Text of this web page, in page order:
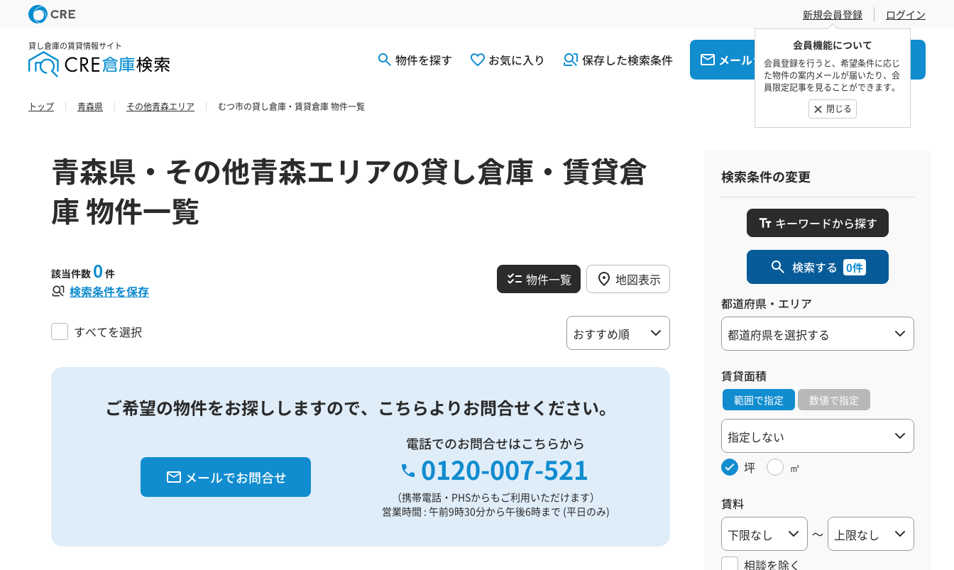
新規会員登録
会員機能について
会員登録を行うと、希望条件に応じ
た物件の案内メールが届いたり、会
員限定記事を見ることができます。
閉じる
ログイン
貸し倉庫の賃貸情報サイト
物件を探す お気に入り 保存した検索条件 メールでお問合せ 電話でお問合せ
トップ 青森県 その他青森エリア むつ市の貸し倉庫・賃貸倉庫 物件一覧
青森県・その他青森エリアの貸し倉庫・賃貸倉
庫 物件一覧
該当件数 0 件
検索条件を保存
物件一覧 地図表示
すべてを選択
ご希望の物件をお探ししますので、 こちらよりお問合せください。
メールでお問合せ
電話でのお問合せはこちらから
0120-007-521
（携帯電話・PHSからもご利用いただけます）
営業時間 : 午前9時30分から午後6時まで (平日のみ)
検索条件の変更
キーワードから探す
検索する 0件
都道府県・エリア
賃貸面積
範囲で指定 数値で指定
坪 ㎡
賃料
～
相談を除く